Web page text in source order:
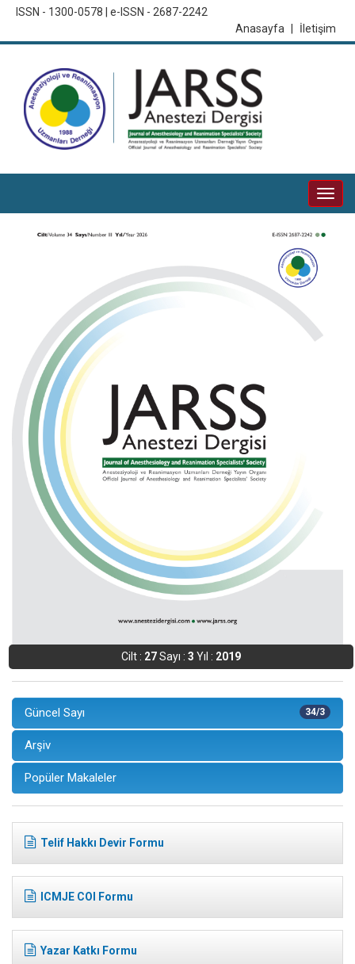
ISSN - 1300-0578 | e-ISSN - 2687-2242
İletişim
Anasayfa
Cilt : 27Sayı : 3 Yıl : 2019
34/3
Güncel Sayı
Arşiv
Popüler Makaleler
Telif Hakkı Devir Formu
ICMJE COI Formu
Yazar Katkı Formu